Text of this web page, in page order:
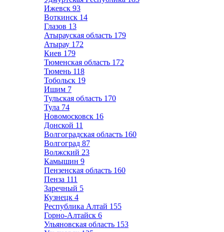
Ижевск 93
Воткинск 14
Глазов 13
Атырауская область 179
Атырау 172
Киев 179
Тюменская область 172
Тюмень 118
Тобольск 19
Ишим 7
Тульская область 170
Тула 74
Новомосковск 16
Донской 11
Волгоградская область 160
Волгоград 87
Волжский 23
Камышин 9
Пензенская область 160
Пенза 111
Заречный 5
Кузнецк 4
Республика Алтай 155
Горно-Алтайск 6
Ульяновская область 153